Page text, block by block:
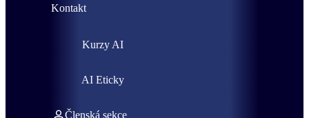
Kontakt
Kurzy AI
AI Eticky
Členská sekce